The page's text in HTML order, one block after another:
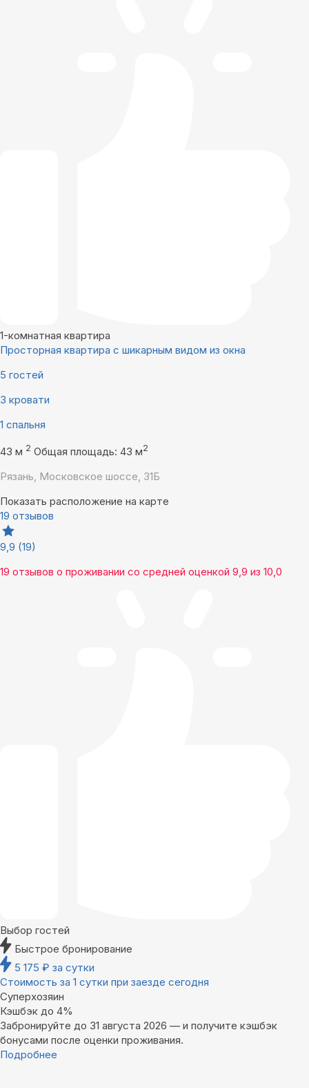
1-комнатная квартира
Просторная квартира с шикарным видом из окна
5 гостей
3 кровати
1 спальня
43 м 2 Общая площадь: 43 м2
Рязань, Московское шоссе, 31Б
Показать расположение на карте
19 отзывов
9,9 (19)
19 отзывов о проживании со средней оценкой 9,9 из 10,0
Выбор гостей
Быстрое бронирование
5 175 ₽ за сутки
Стоимость за 1 сутки при заезде сегодня
Суперхозяин
Кэшбэк до 4%
Забронируйте до 31 августа 2026 — и получите кэшбэк
бонусами после оценки проживания.
Подробнее